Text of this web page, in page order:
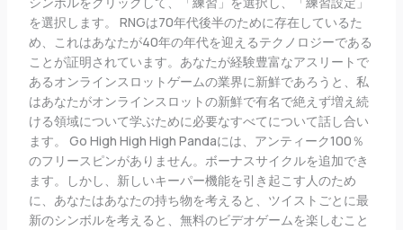
を選択します。 RNGは70年代後半のために存在しているた
め、これはあなたが40年の年代を迎えるテクノロジーである
ことが証明されています。あなたが経験豊富なアスリートで
あるオンラインスロットゲームの業界に新鮮であろうと、私
はあなたがオンラインスロットの新鮮で有名で絶えず増え続
ける領域について学ぶために必要なすべてについて話し合い
ます。 Go High High High Pandaには、アンティーク100％
のフリースピンがありません。ボーナスサイクルを追加でき
ます。しかし、新しいキーパー機能を引き起こす人のため
に、あなたはあなたの持ち物を考えると、ツイストごとに最
新のシンボルを考えると、無料のビデオゲームを楽しむこと